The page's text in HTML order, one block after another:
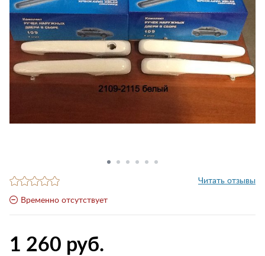
Читать отзывы
Временно отсутствует
1 260 руб.